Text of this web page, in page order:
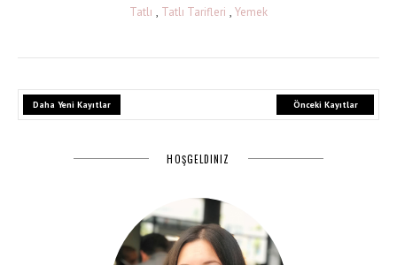
Tatlı , Tatlı Tarifleri , Yemek
Daha Yeni Kayıtlar Önceki Kayıtlar
HOŞGELDINIZ